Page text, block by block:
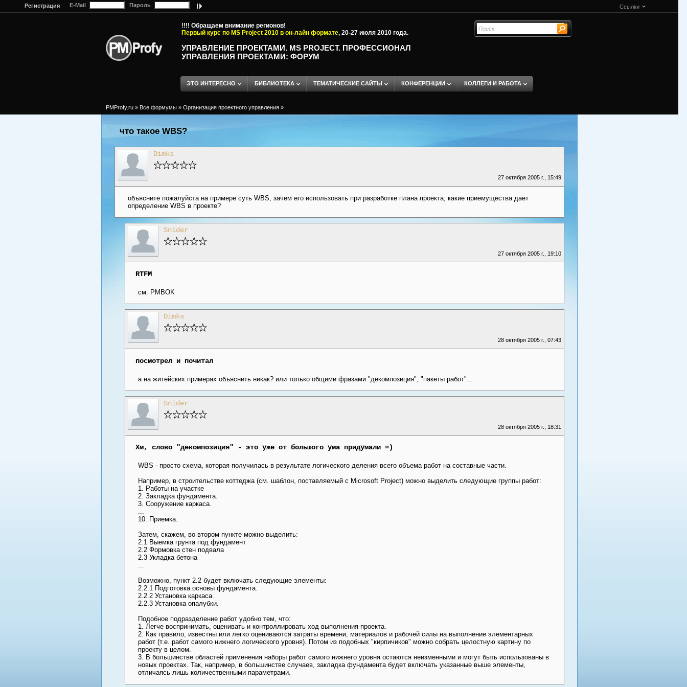
Регистрация E-Mail Пароль Ссылки
!!!! Обращаем внимание регионов!
Первый курс по MS Project 2010 в он-лайн формате, 20-27 июля 2010 года.
УПРАВЛЕНИЕ ПРОЕКТАМИ. MS PROJECT. ПРОФЕССИОНАЛ
УПРАВЛЕНИЯ ПРОЕКТАМИ: ФОРУМ
ЭТО ИНТЕРЕСНО БИБЛИОТЕКА ТЕМАТИЧЕСКИЕ САЙТЫ КОНФЕРЕНЦИИ КОЛЛЕГИ И РАБОТА
PMProfy.ru » Все формумы » Организация проектного управления »
что такое WBS?
Dimks
27 октября 2005 г., 15:49
объясните пожалуйста на примере суть WBS, зачем его использовать при разработке плана проекта, какие приемущества дает
определение WBS в проекте?
Snider
27 октября 2005 г., 19:10
RTFM
см. PMBOK
Dimks
28 октября 2005 г., 07:43
посмотрел и почитал
а на житейских примерах объяснить никак? или только общими фразами "декомпозиция", "пакеты работ"...
Snider
28 октября 2005 г., 18:31
Хм, слово "декомпозиция" - это уже от большого ума придумали =)
WBS - просто схема, которая получилась в результате логического деления всего объема работ на составные части.
Например, в строительстве коттеджа (см. шаблон, поставляемый с Microsoft Project) можно выделить следующие группы работ:
1. Работы на участке
2. Закладка фундамента.
3. Сооружение каркаса.
...
10. Приемка.
Затем, скажем, во втором пункте можно выделить:
2.1 Выемка грунта под фундамент
2.2 Формовка стен подвала
2.3 Укладка бетона
...
Возможно, пункт 2.2 будет включать следующие элементы:
2.2.1 Подготовка основы фундамента.
2.2.2 Установка каркаса.
2.2.3 Установка опалубки.
Подобное подразделение работ удобно тем, что:
1. Легче воспринимать, оценивать и контроллировать ход выполнения проекта.
2. Как правило, известны или легко оцениваются затраты времени, материалов и рабочей силы на выполнение элементарных
работ (т.е. работ самого нижнего логического уровня). Потом из подобных "кирпичиков" можно собрать целостную картину по
проекту в целом.
3. В большинстве областей применения наборы работ самого нижнего уровня остаются неизменными и могут быть использованы в
новых проектах. Так, например, в большинстве случаев, закладка фундамента будет включать указанные выше элементы,
отличаясь лишь количественными параметрами.